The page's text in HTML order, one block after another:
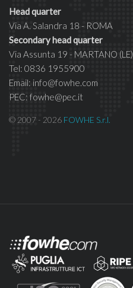
Head quarter
Via A. Salandra 18 - ROMA
Secondary head quarter
Via Assunta 19 - MARTANO (LE)
Tel: 0836 1955900
Email: info@fowhe.com
PEC: fowhe@pec.it
© 2007 - 2026 FOWHE S.r.l.